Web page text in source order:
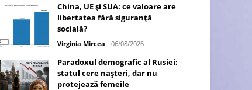
China, UE și SUA: ce valoare are
libertatea fără siguranță
socială?
Virginia Mircea 06/08/2026
Paradoxul demografic al Rusiei:
statul cere nașteri, dar nu
protejează femeile